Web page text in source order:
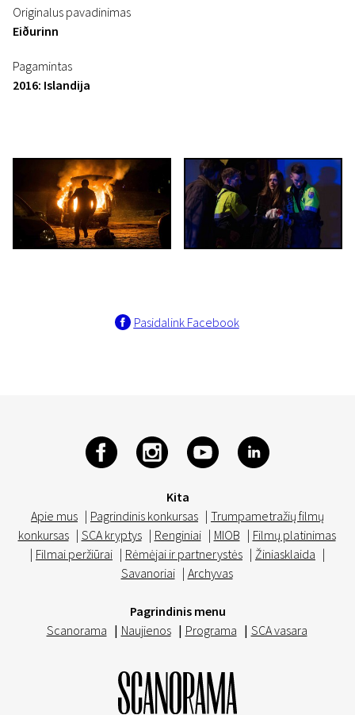
Originalus pavadinimas
Eiðurinn
Pagamintas
2016: Islandija
Pasidalink Facebook
Kita
Apie mus | Pagrindinis konkursas | Trumpametražių filmų
konkursas | SCA kryptys | Renginiai | MIOB | Filmų platinimas
| Filmai peržiūrai | Rėmėjai ir partnerystės | Žiniasklaida |
Savanoriai | Archyvas
Pagrindinis menu
Scanorama | Naujienos | Programa | SCA vasara